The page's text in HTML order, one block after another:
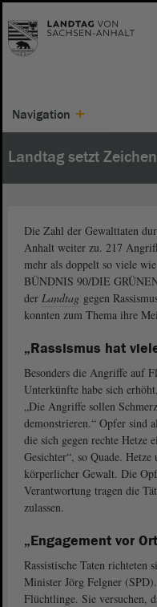
Navigation
Landtag setzt
Die Zahl der Gewalttaten
Anhalt weiter zu. 217
mehr als doppelt so viele
BÜNDNIS 90/DIE
der Landtag gegen
konnten zum Thema ihre
„Rassismus hat
Besonders die Angriffe auf
Unterkünfte habe sich
„Die Angriffe sollen
demonstrieren.“ Opfer sind
die sich gegen rechte Hetze
Gesichter“, so Quade.
körperlicher Gewalt. Die
Verantwortung tragen die
zulassen.
„Engagement vor
Rassistische Taten richteten
Minister Jörg Felgner
Flüchtlinge. Sie versuchen,